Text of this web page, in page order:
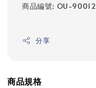
商品編號: OU-90012
分享
商品規格